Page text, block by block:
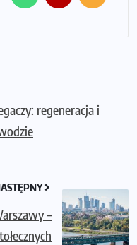
regeneracja i
–